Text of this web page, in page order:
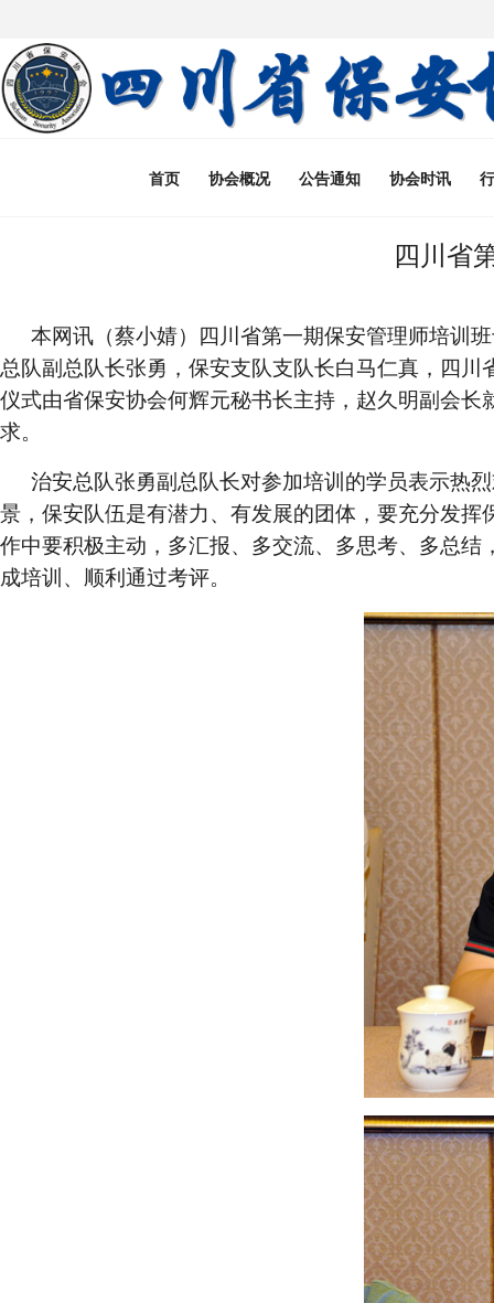
首页 协会概况 公告通知 协会时讯
四川省
本网讯（蔡小婧）
四川省第一期保安管理师培训
总队副总队长张勇，保安支队支队长白马仁真，四
仪式由省保安协会何辉元秘书长主持，赵久明副会
求。
治安总队张勇副总队长对参加培训的学员表示热
景，保安队伍是有潜力、有发展的团体，要充分发
作中要积极主动，多汇报、多交流、多思考、多总
成培训、顺利通过考评。